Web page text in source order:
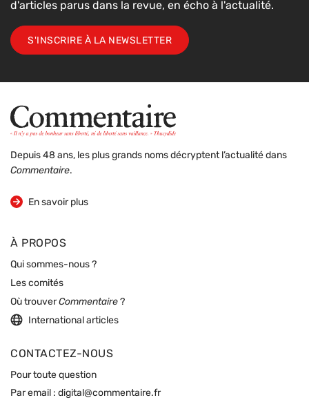
d'articles parus dans la revue, en écho à l'actualité.
S'INSCRIRE À LA NEWSLETTER
Depuis 48 ans, les plus grands noms décryptent l’actualité dans
Commentaire.
En savoir plus
sur la revue
À PROPOS
Qui sommes-nous ?
Les comités
Où trouverCommentaire ?
International articles
CONTACTEZ-NOUS
Pour toute question
Par email : digital@commentaire.fr